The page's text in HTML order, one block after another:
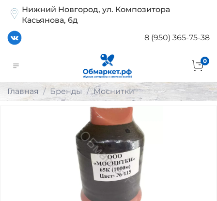
Нижний Новгород, ул. Композитора
Касьянова, 6д
8 (950) 365-75-38
0
Главная Бренды Моснитки